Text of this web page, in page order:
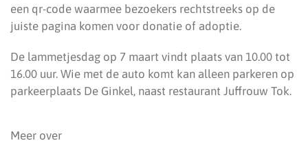
een qr-code waarmee bezoekers rechtstreeks op de
juiste pagina komen voor donatie of adoptie.
De lammetjesdag op 7 maart vindt plaats van 10.00 tot
16.00 uur. Wie met de auto komt kan alleen parkeren op
parkeerplaats De Ginkel, naast restaurant Juffrouw Tok.
Meer over